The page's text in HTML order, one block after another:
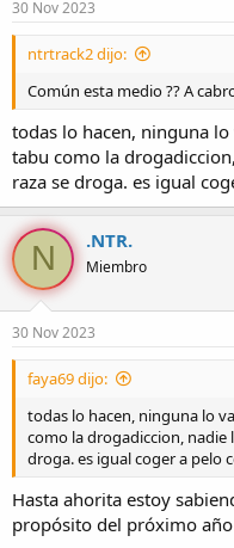
30 Nov 2023
ntrtrack2 dijo:
Común esta medio ?? A
todas lo hacen, ninguna
tabu como la
raza se droga. es igual
N .NTR.
Miembro
30 Nov 2023
faya69 dijo:
todas lo hacen, ninguna lo
como la drogadiccion, nadie
droga. es igual coger a pelo
Hasta ahorita estoy
propósito del próximo año